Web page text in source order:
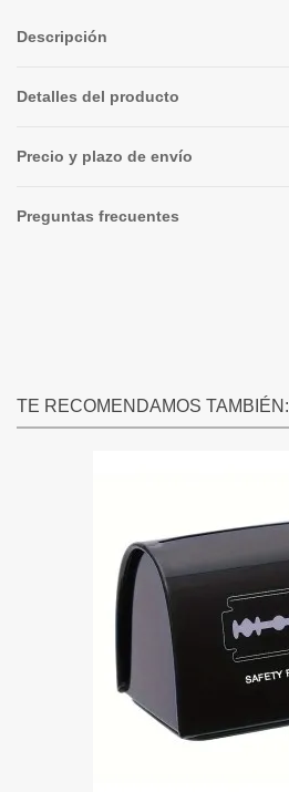
Descripción
Detalles del producto
Precio y plazo de envío
Preguntas frecuentes
TE RECOMENDAMOS TAMBIÉN: